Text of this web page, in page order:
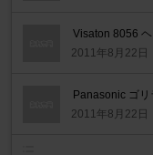
Visaton 8056
2011年8月22日
Panasonic ゴ
2011年8月22日